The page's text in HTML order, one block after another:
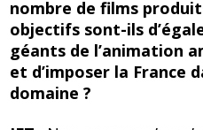
nombre de films
objectifs sont-ils
géants de l’animation
et d’imposer la France
domaine ?